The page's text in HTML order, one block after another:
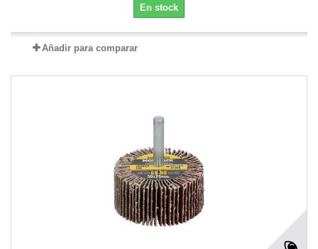
En stock
Añadir para comparar